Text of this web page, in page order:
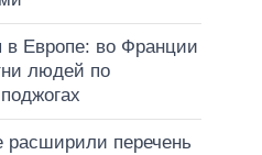
Европе: во Франции
людей по
перечень